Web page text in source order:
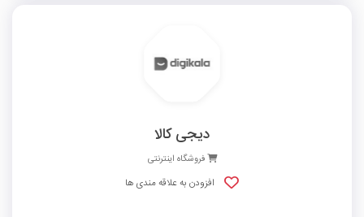
دیجی کالا
فروشگاه اینترنتی
افزودن به علاقه مندی ها